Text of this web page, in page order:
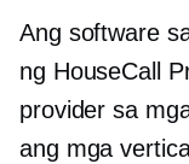
Ang software
ng HouseCall
provider sa
ang mga